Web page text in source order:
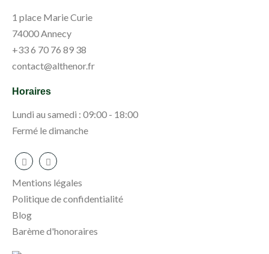
1 place Marie Curie
74000 Annecy
+33 6 70 76 89 38
contact@althenor.fr
Horaires
Lundi au samedi : 09:00 - 18:00
Fermé le dimanche
Mentions légales
Politique de confidentialité
Blog
Barème d'honoraires